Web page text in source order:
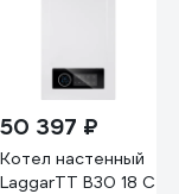
50 397 ₽
Котел настенный
LaggarTT B30 18 C